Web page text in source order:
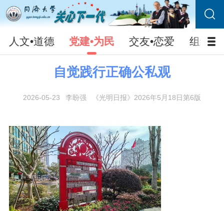
人文•道德 党建•为民 交友•恋爱 组织•
自觉践行正确公私观
2026-05-23 李盼强 《光明日报》2026年5月18日第6版